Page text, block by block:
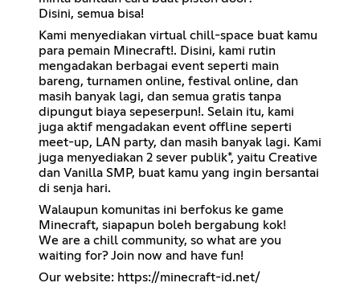
Disini, semua bisa!
Kami menyediakan virtual chill-space buat kamu
para pemain Minecraft!. Disini, kami rutin
mengadakan berbagai event seperti main
bareng, turnamen online, festival online, dan
masih banyak lagi, dan semua gratis tanpa
dipungut biaya sepeserpun!. Selain itu, kami
juga aktif mengadakan event offline seperti
meet-up, LAN party, dan masih banyak lagi. Kami
juga menyediakan 2 sever publik*, yaitu Creative
dan Vanilla SMP, buat kamu yang ingin bersantai
di senja hari.
Walaupun komunitas ini berfokus ke game
Minecraft, siapapun boleh bergabung kok!
We are a chill community, so what are you
waiting for? Join now and have fun!
Our website: https://minecraft-id.net/